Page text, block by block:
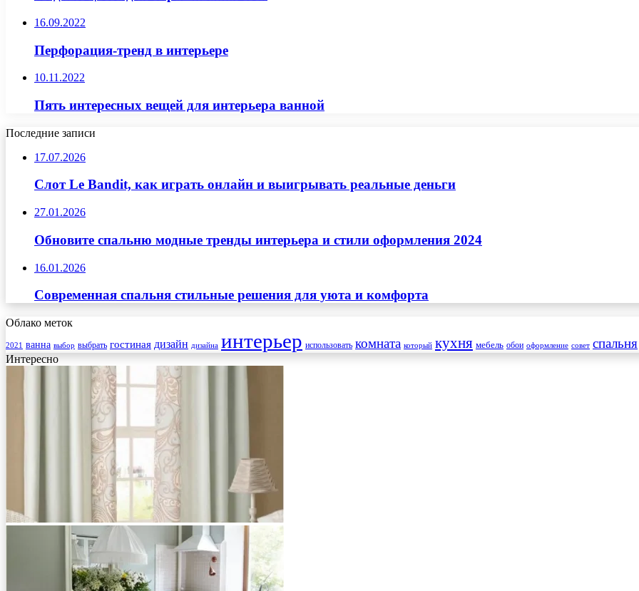
16.09.2022
Перфорация-тренд в интерьере
10.11.2022
Пять интересных вещей для интерьера ванной
Последние записи
17.07.2026
Слот Le Bandit, как играть онлайн и выигрывать реальные деньги
27.01.2026
Обновите спальню модные тренды интерьера и стили оформления 2024
16.01.2026
Современная спальня стильные решения для уюта и комфорта
Облако меток
2021 ванна выбор выбрать гостиная дизайн дизайна интерьер использовать комната который кухня мебель обои оформление совет спальня
Интересно